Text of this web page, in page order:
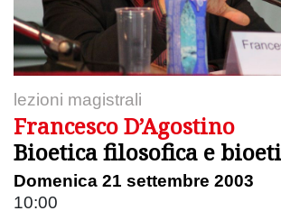
lezioni magistrali
Francesco D’Agostino
Bioetica filosofica e
Domenica 21 settembre 2003
10:00